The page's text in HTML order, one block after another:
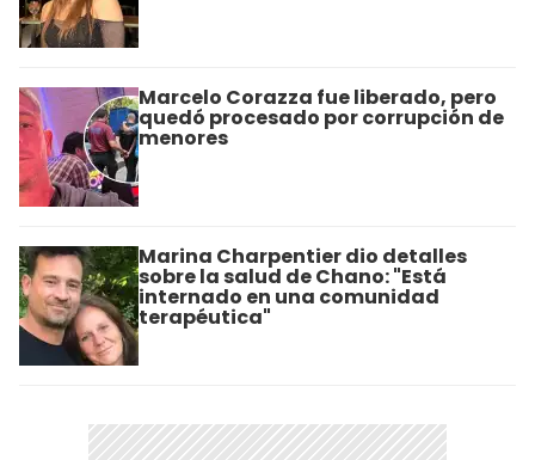
Marcelo Corazza fue liberado, pero
quedó procesado por corrupción de
menores
Marina Charpentier dio detalles
sobre la salud de Chano: "Está
internado en una comunidad
terapéutica"